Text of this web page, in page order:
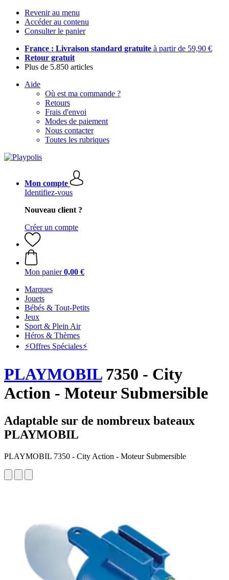
Revenir au menu
Accéder au contenu
Consulter le panier
France : Livraison standard gratuite à partir de 59,90 €
Retour gratuit
Plus de 5.850 articles
Aide
Où est ma commande ?
Retours
Frais d'envoi
Modes de paiement
Nous contacter
Toutes les rubriques
Mon compte
Identifiez-vous
Nouveau client ?
Créer un compte
Mon panier 0,00 €
Marques
Jouets
Bébés & Tout-Petits
Jeux
Sport & Plein Air
Héros & Thèmes
⚡️Offres Spéciales⚡️
PLAYMOBIL7350 - City
Action - Moteur Submersible
Adaptable sur de nombreux bateaux
PLAYMOBIL
PLAYMOBIL 7350 - City Action - Moteur Submersible